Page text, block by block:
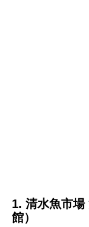
1. 清水魚市場
館）